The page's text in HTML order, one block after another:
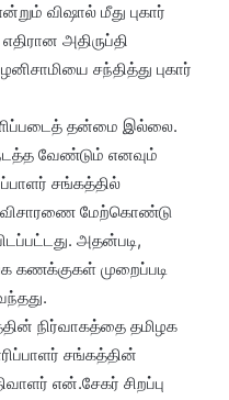
விஷால் மீது புகார்
அதிருப்தி
சந்தித்து புகார்
தன்மை இல்லை.
வேண்டும் எனவும்
சங்கத்தில்
விசாரணை மேற்கொண்டு
அதன்படி,
கணக்குகள் முறைப்படி
நிர்வாகத்தை தமிழக
சங்கத்தின்
என்.சேகர் சிறப்பு